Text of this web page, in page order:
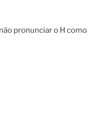
pronunciar o H como